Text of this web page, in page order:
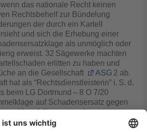
das nationale Recht keinen
Rechtsbehelf zur Bündelung
der durch ein Kartell
und sich die Erhebung einer
als unmöglich oder
erweist. 32 Sägewerke machten
erlitten zu haben und
an die Gesellschaft
ASG 2 ab.
hat als “Rechtsdienstleisterin” i. S. d.
beim LG Dortmund – 8 O 7/20
auf Schadensersatz gegen
und handelt – gegen ein
eigenem Namen und auf eigene